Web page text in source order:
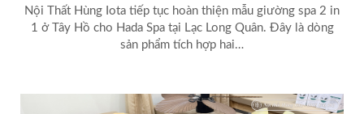
Nội Thất Hùng Iota tiếp tục hoàn thiện mẫu giường spa 2 in
1 ở Tây Hồ cho Hada Spa tại Lạc Long Quân. Đây là dòng
sản phẩm tích hợp hai…